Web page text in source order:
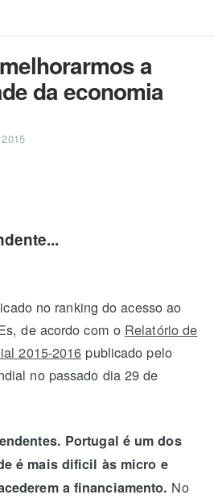
a
da economia
no ranking do acesso ao
de acordo com o Relatório de
2015-2016 publicado pelo
no passado dia 29 de
Portugal é um dos
é mais dificil às micro e
a financiamento. No